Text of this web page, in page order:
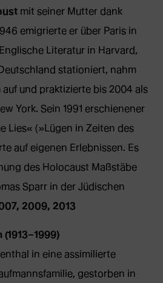
mit seiner Mutter dank
emigrierte er über Paris in
Literatur in Harvard,
stationiert, nahm
und praktizierte bis 2004 als
York. Sein 1991 erschienener
Lies« (»Lügen in Zeiten des
auf eigenen Erlebnissen. Es
des Holocaust Maßstäbe
Sparr in der Jüdischen
2009, 2013
in eine assimilierte
gestorben in